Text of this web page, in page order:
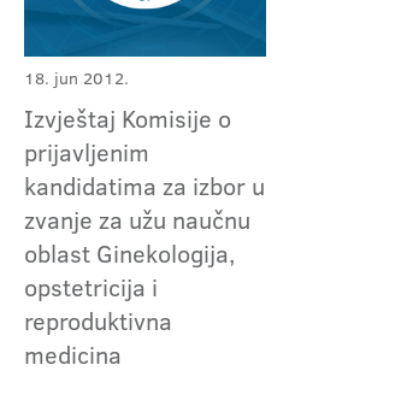
18. jun 2012.
Izvještaj Komisije o
prijavljenim
kandidatima za izbor u
zvanje za užu naučnu
oblast Ginekologija,
opstetricija i
reproduktivna
medicina